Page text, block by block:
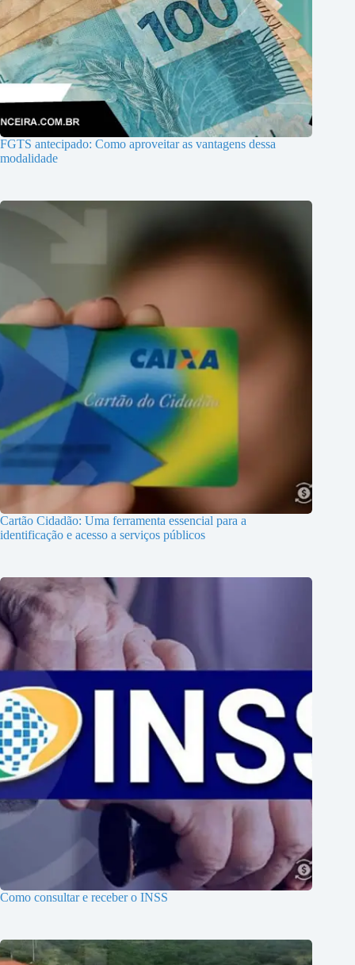
FGTS antecipado: Como aproveitar as vantagens dessa
modalidade
Cartão Cidadão: Uma ferramenta essencial para a
identificação e acesso a serviços públicos
Como consultar e receber o INSS